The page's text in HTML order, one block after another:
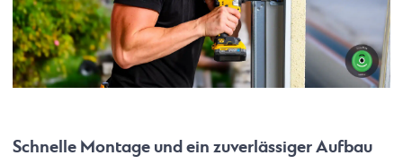
Schnelle Montage und ein zuverlässiger Aufbau